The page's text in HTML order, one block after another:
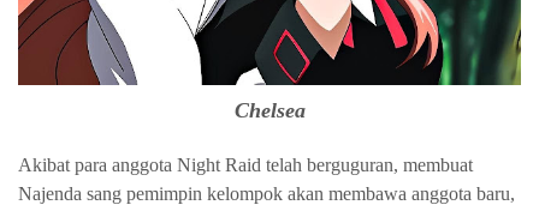
Chelsea
Akibat para anggota Night Raid telah berguguran, membuat
Najenda sang pemimpin kelompok akan membawa anggota baru,